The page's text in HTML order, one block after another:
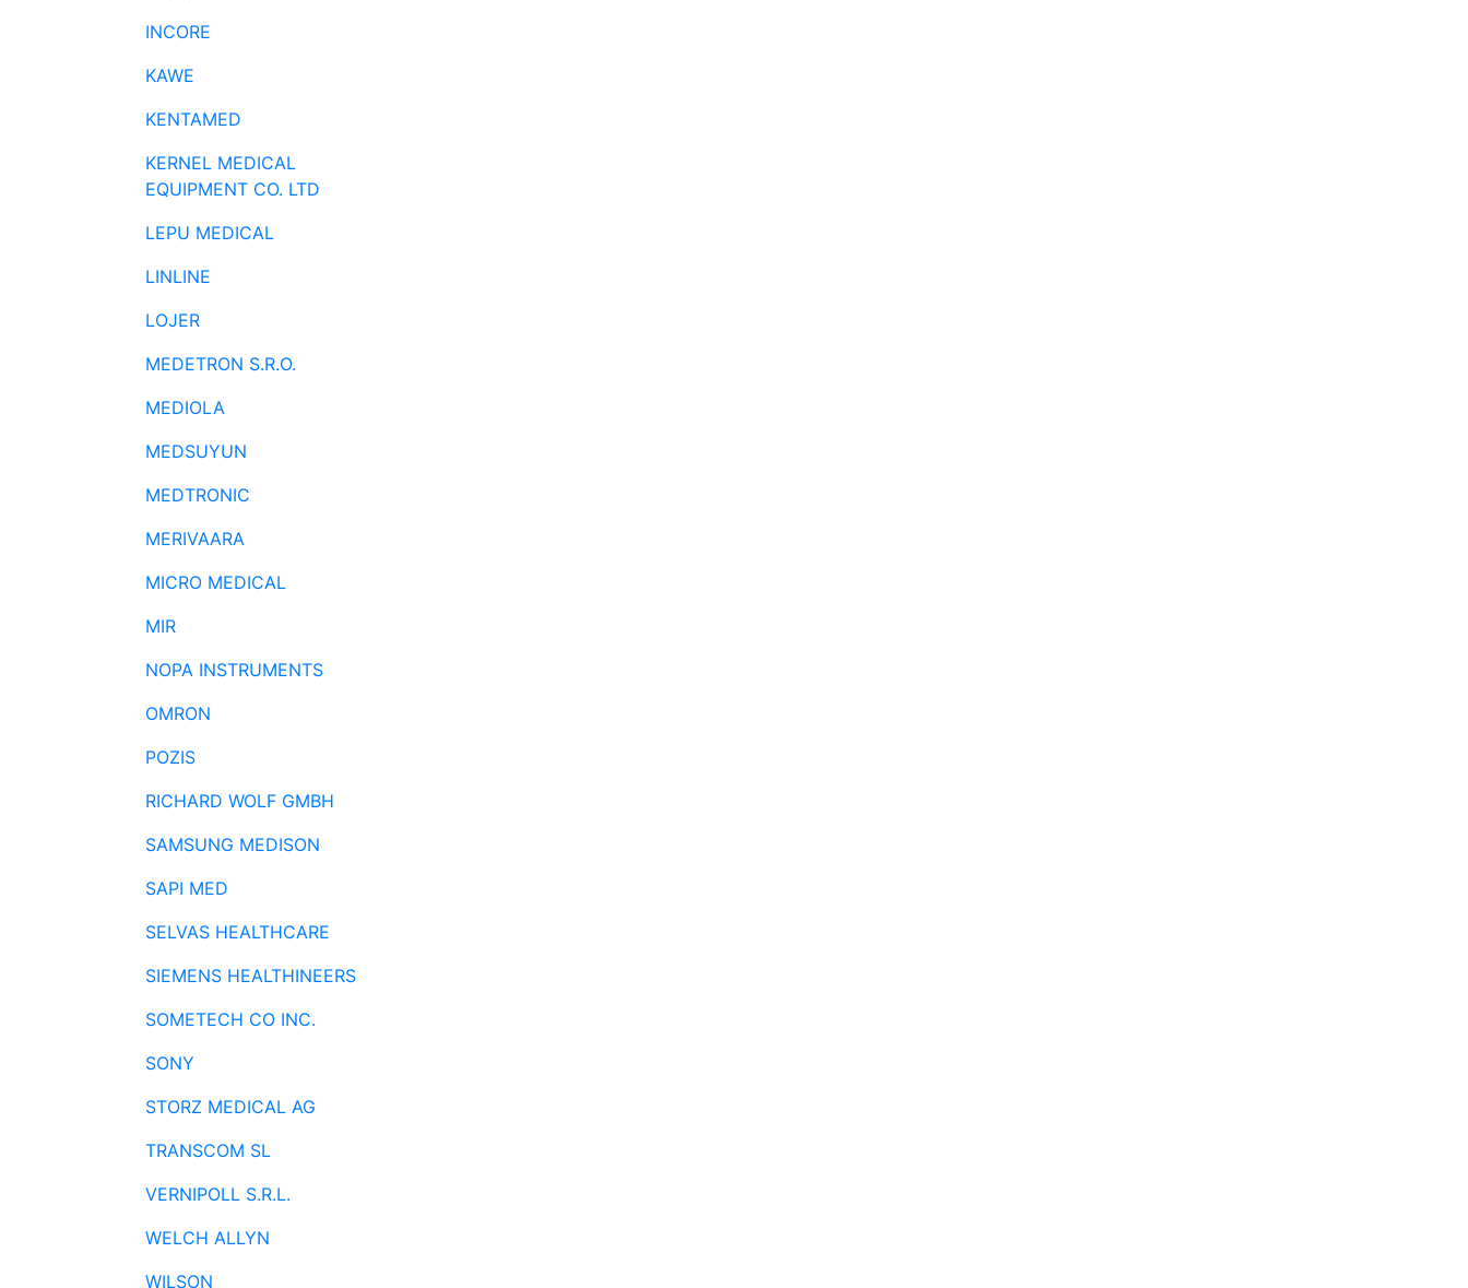
INCORE
KAWE
KENTAMED
KERNEL MEDICAL
EQUIPMENT CO. LTD
LEPU MEDICAL
LINLINE
LOJER
MEDETRON S.R.O.
MEDIOLA
MEDSUYUN
MEDTRONIC
MERIVAARA
MICRO MEDICAL
MIR
NOPA INSTRUMENTS
OMRON
POZIS
RICHARD WOLF GMBH
SAMSUNG MEDISON
SAPI MED
SELVAS HEALTHCARE
SIEMENS HEALTHINEERS
SOMETECH CO INC.
SONY
STORZ MEDICAL AG
TRANSCOM SL
VERNIPOLL S.R.L.
WELCH ALLYN
WILSON